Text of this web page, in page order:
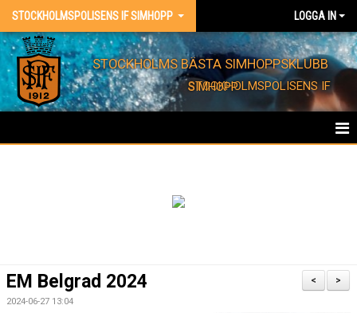
STOCKHOLMSPOLISENS IF SIMHOPP LOGGA IN
STOCKHOLMS BÄSTA SIMHOPPSKLUBB
STOCKHOLMSPOLISENS IF SIMHOPP
BARNKALAS
>
<
EM Belgrad 2024
2024-06-27 13:04